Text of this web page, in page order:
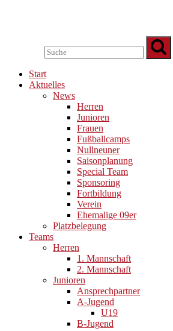
Start
Aktuelles
News
Herren
Junioren
Frauen
Fußballcamps
Nullneuner
Saisonplanung
Special Team
Sponsoring
Fortbildung
Verein
Ehemalige 09er
Platzbelegung
Teams
Herren
1. Mannschaft
2. Mannschaft
Junioren
Ansprechpartner
A-Jugend
U19
B-Jugend